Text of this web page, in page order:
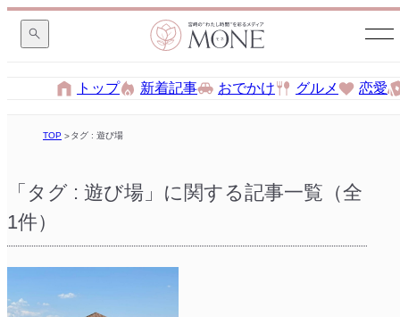
トップ 新着記事 おでかけ グルメ 恋愛
TOP タグ : 遊び場
「タグ : 遊び場」に関する記事一覧（全
1件）